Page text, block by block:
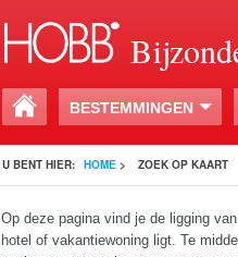
BESTEMMINGEN
U BENT HIER: HOME > ZOEK OP KAART
Op deze pagina vind je de ligging
hotel of vakantiewoning ligt. Te